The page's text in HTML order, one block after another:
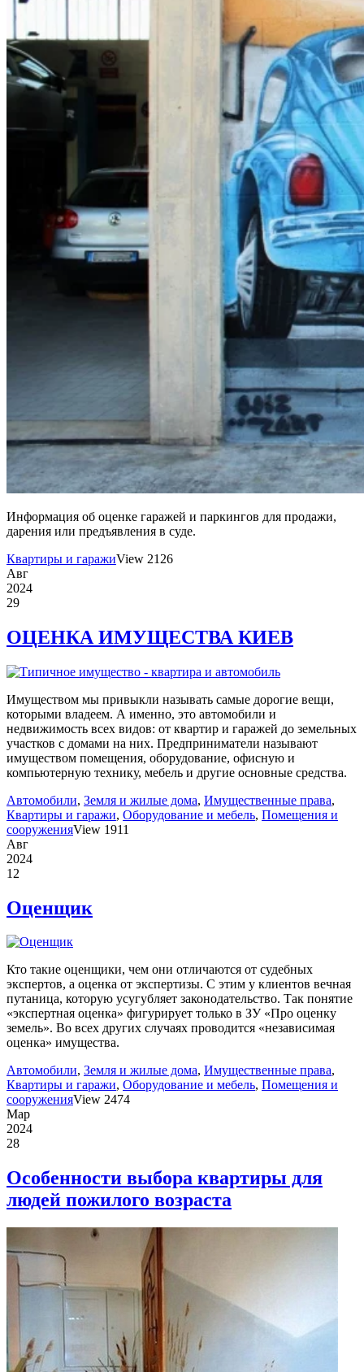
Информация об оценке гаражей и паркингов для продажи,
дарения или предъявления в суде.
Квартиры и гаражиView 2126
Авг
2024
29
ОЦЕНКА ИМУЩЕСТВА КИЕВ
Имуществом мы привыкли называть самые дорогие вещи,
которыми владеем. А именно, это автомобили и
недвижимость всех видов: от квартир и гаражей до земельных
участков с домами на них. Предприниматели называют
имуществом помещения, оборудование, офисную и
компьютерную технику, мебель и другие основные средства.
Автомобили, Земля и жилые дома, Имущественные права,
Квартиры и гаражи, Оборудование и мебель, Помещения и
сооруженияView 1911
Авг
2024
12
Оценщик
Кто такие оценщики, чем они отличаются от судебных
экспертов, а оценка от экспертизы. С этим у клиентов вечная
путаница, которую усугубляет законодательство. Так понятие
«экспертная оценка» фигурирует только в ЗУ «Про оценку
земель». Во всех других случаях проводится «независимая
оценка» имущества.
Автомобили, Земля и жилые дома, Имущественные права,
Квартиры и гаражи, Оборудование и мебель, Помещения и
сооруженияView 2474
Мар
2024
28
Особенности выбора квартиры для
людей пожилого возраста